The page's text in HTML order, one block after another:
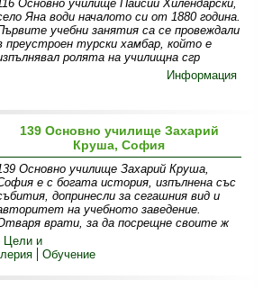
Основно училище Паисий Хилендарски,
Яна води началото си от 1880 година.
учебни занятия са се провеждали
преустроен турски хамбар, който е
ролята на училищна сгр
Информация
139 Основно училище Захарий
Круша, София
Основно училище Захарий Круша,
е с богата история, изпълнена със
допринесли за сегашния вид и
на учебното заведение.
врати, за да посрещне своите ж
Цели и
Обучение